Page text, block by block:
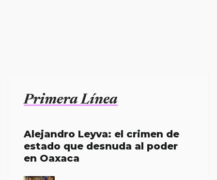
Primera Línea
Alejandro Leyva: el crimen de
estado que desnuda al poder
en Oaxaca